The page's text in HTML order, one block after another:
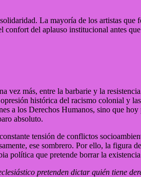
La mayoría de los artistas
del aplauso institucional antes
vez más, entre la barbarie y la
histórica del racismo colonial y
los Derechos Humanos, sino que
absoluto.
tensión de conflictos
ese sombrero. Por ello, la figura
política que pretende borrar la
pretenden dictar quién tiene